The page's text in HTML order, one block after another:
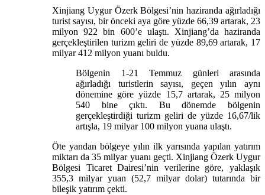
Xinjiang Uygur Özerk Bölgesi’nin haziranda ağırladığı
turist sayısı, bir önceki aya göre yüzde 66,39 artarak, 23
milyon 922 bin 600’e ulaştı. Xinjiang’da haziranda
gerçekleştirilen turizm geliri de yüzde 89,69 artarak, 17
milyar 412 milyon yuanı buldu.
Bölgenin 1-21 Temmuz günleri arasında
ağırladığı turistlerin sayısı, geçen yılın aynı
dönemine göre yüzde 15,7 artarak, 25 milyon
540 bine çıktı. Bu dönemde bölgenin
gerçekleştirdiği turizm geliri de yüzde 16,67/lik
artışla, 19 milyar 100 milyon yuana ulaştı.
Öte yandan bölgeye yılın ilk yarısında yapılan yatırım
miktarı da 35 milyar yuanı geçti. Xinjiang Özerk Uygur
Bölgesi Ticaret Dairesi’nin verilerine göre, yaklaşık
355,3 milyar yuan (52,7 milyar dolar) tutarında bir
bileşik yatırım çekti.